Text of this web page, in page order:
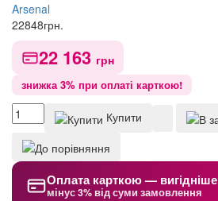
Arsenal
22848грн.
22 163 грн
знижка 3% при оплаті карткою!
Купити
Оплата карткою — вигідніше
мінус 3% від суми замовлення